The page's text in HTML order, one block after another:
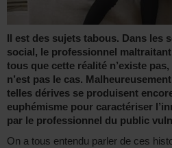
Il est des sujets tabous. Dans les
social, le professionnel
tous que cette réalité n’existe
n’est pas le cas.
telles dérives se produisent
euphémisme pour caractériser
par le professionnel du public
On a tous entendu parler de ces